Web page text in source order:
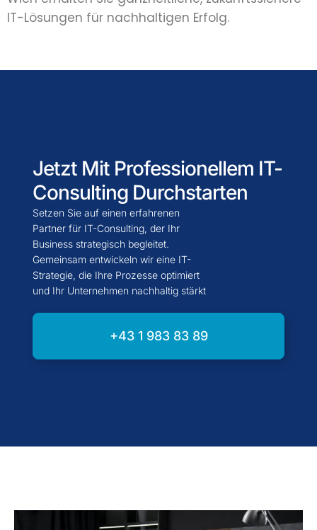
IT-Lösungen für nachhaltigen Erfolg.
Jetzt Mit Professionellem IT-
Consulting Durchstarten
Setzen Sie auf einen erfahrenen
Partner für IT-Consulting, der Ihr
Business strategisch begleitet.
Gemeinsam entwickeln wir eine IT-
Strategie, die Ihre Prozesse optimiert
und Ihr Unternehmen nachhaltig stärkt
+43 1 983 83 89